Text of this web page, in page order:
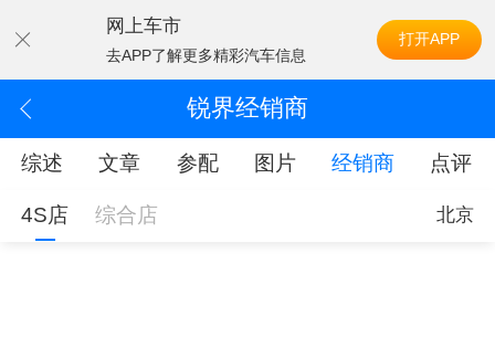
网上车市
去APP了解更多精彩汽车信息
打开APP
锐界经销商
综述 文章 参配 图片 经销商 点评
4S店 综合店 北京